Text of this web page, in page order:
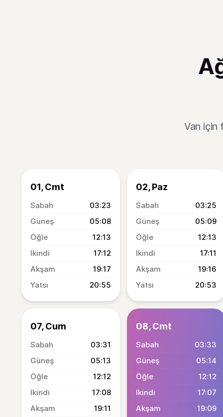
Van için
01, Cmt
03:23
05:08
12:13
17:12
19:17
20:55
02, Paz
03:25
05:09
12:13
17:11
19:16
20:53
07, Cum
03:31
05:13
12:12
17:08
19:11
08, Cmt
03:33
05:14
12:12
17:07
19:09